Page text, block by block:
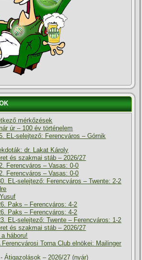
mérkőzések
úr – 100 év történelem
EL-selejtező: Ferencváros – Górnik
dr. Lakat Károly
és szakmai stáb – 2026/27
Ferencváros – Vasas: 0-0
Ferencváros – Vasas: 0-0
EL-selejtező: Ferencváros – Twente: 2-2
Paks – Ferencváros: 4-2
Paks – Ferencváros: 4-2
EL-selejtező: Twente – Ferencváros: 1-2
és szakmai stáb – 2026/27
a háboru!
Ferencvárosi Torna Club elnökei: Mailinger
-Átigazolások – 2026/27 (nyár)